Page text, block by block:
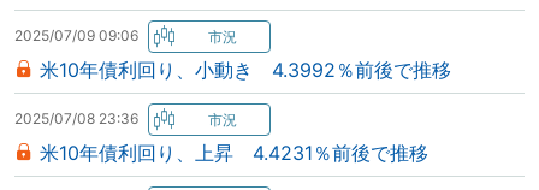
2025/07/09 09:06
米10年債利回り、小動き 4.3992％前後で推移
2025/07/08 23:36
米10年債利回り、上昇 4.4231％前後で推移